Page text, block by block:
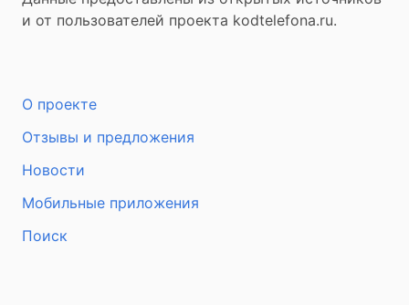
и от пользователей проекта kodtelefona.ru.
О проекте
Отзывы и предложения
Новости
Мобильные приложения
Поиск